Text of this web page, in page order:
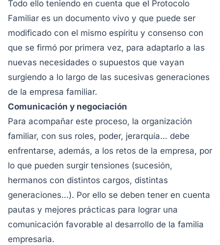
Todo ello teniendo en cuenta que el Protocolo
Familiar es un documento vivo y que puede ser
modificado con el mismo espíritu y consenso con
que se firmó por primera vez, para adaptarlo a las
nuevas necesidades o supuestos que vayan
surgiendo a lo largo de las sucesivas generaciones
de la empresa familiar.
Comunicación y negociación
Para acompañar este proceso, la organización
familiar, con sus roles, poder, jerarquía… debe
enfrentarse, además, a los retos de la empresa, por
lo que pueden surgir tensiones (sucesión,
hermanos con distintos cargos, distintas
generaciones…). Por ello se deben tener en cuenta
pautas y mejores prácticas para lograr una
comunicación favorable al desarrollo de la familia
empresaria.